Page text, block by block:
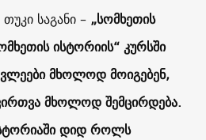
საგანი – „სომხეთის
ისტორიის“ კურსში
მხოლოდ მოიგებენ,
მხოლოდ შემცირდება.
დიდ როლს